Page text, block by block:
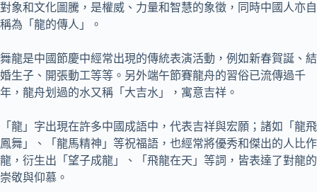
對象和文化圖騰，是權威、力量和智慧的象徵，同時中國人亦自
稱為「龍的傳人」。
舞龍是中國節慶中經常出現的傳統表演活動，例如新春賀誕、結
婚生子、開張動工等等。另外端午節賽龍舟的習俗已流傳過千
年，龍舟划過的水又稱「大吉水」，寓意吉祥。
「龍」字出現在許多中國成語中，代表吉祥與宏願；諸如「龍飛
鳳舞」、「龍馬精神」等祝福語，也經常將優秀和傑出的人比作
龍，衍生出「望子成龍」、「飛龍在天」等詞，皆表達了對龍的
崇敬與仰慕。